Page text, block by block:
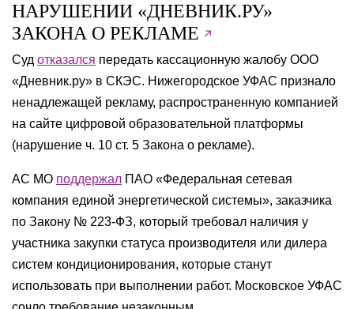
НАРУШЕНИИ «ДНЕВНИК.РУ»
ЗАКОНА О РЕКЛАМЕ
Суд отказался передать кассационную жалобу ООО
«Дневник.ру» в СКЭС. Нижегородское УФАС признало
ненадлежащей рекламу, распространенную компанией
на сайте цифровой образовательной платформы
(нарушение ч. 10 ст. 5 Закона о рекламе).
АС МО поддержал ПАО «Федеральная сетевая
компания единой энергетической системы», заказчика
по Закону № 223-ФЗ, который требовал наличия у
участника закупки статуса производителя или дилера
систем кондиционирования, которые станут
использовать при выполнении работ. Московское УФАС